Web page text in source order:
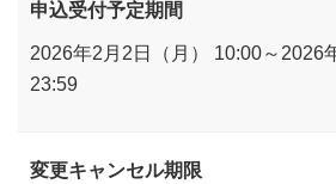
申込受付予定期間
2026年2月2日（月） 10:00～2026
23:59
変更キャンセル期限